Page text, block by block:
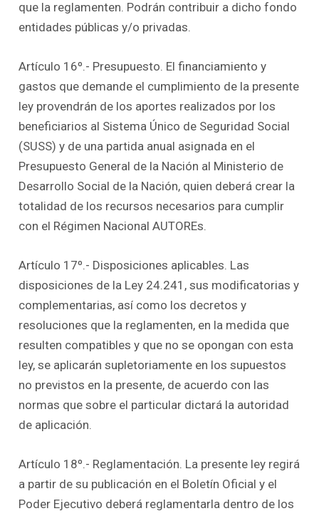
que la reglamenten. Podrán contribuir a dicho fondo
entidades públicas y/o privadas.
Artículo 16º.- Presupuesto. El financiamiento y
gastos que demande el cumplimiento de la presente
ley provendrán de los aportes realizados por los
beneficiarios al Sistema Único de Seguridad Social
(SUSS) y de una partida anual asignada en el
Presupuesto General de la Nación al Ministerio de
Desarrollo Social de la Nación, quien deberá crear la
totalidad de los recursos necesarios para cumplir
con el Régimen Nacional AUTOREs.
Artículo 17º.- Disposiciones aplicables. Las
disposiciones de la Ley 24.241, sus modificatorias y
complementarias, así como los decretos y
resoluciones que la reglamenten, en la medida que
resulten compatibles y que no se opongan con esta
ley, se aplicarán supletoriamente en los supuestos
no previstos en la presente, de acuerdo con las
normas que sobre el particular dictará la autoridad
de aplicación.
Artículo 18º.- Reglamentación. La presente ley regirá
a partir de su publicación en el Boletín Oficial y el
Poder Ejecutivo deberá reglamentarla dentro de los